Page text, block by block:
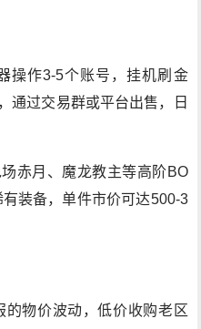
操作3-5个账号，挂机刷金
通过交易群或平台出售，日
赤月、魔龙教主等高阶BO
装备，单件市价可达500-3
的物价波动，低价收购老区